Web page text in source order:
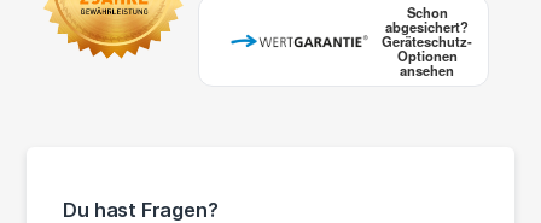
Schon
abgesichert?
Geräteschutz-
Optionen
ansehen
Du hast Fragen?